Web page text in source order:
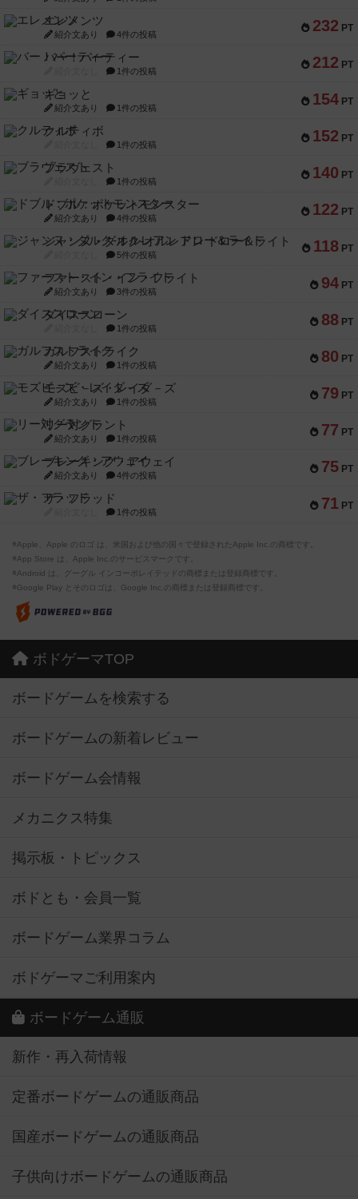
232 PT
エレメンツ
紹介文あり 4件の投稿
212 PT
バー！パーティー
1件の投稿
154 PT
ギョッと
紹介文あり 1件の投稿
152 PT
クルティボ
1件の投稿
140 PT
ブラヴェスト
1件の投稿
122 PT
ドブル：ポケットモンスター
紹介文あり 4件の投稿
118 PT
ジャンヌ・ダルク-オルレアン ドロー＆ライト
5件の投稿
94 PT
ファースト・イン・フライト
紹介文あり 3件の投稿
88 PT
ダイススローン
1件の投稿
80 PT
ガルフストライク
紹介文あり 1件の投稿
79 PT
モズビ－ズ・レイダ－ズ
紹介文あり 1件の投稿
77 PT
リー対グラント
紹介文あり 1件の投稿
75 PT
ブレーキング・アウェイ
紹介文あり 4件の投稿
71 PT
ザ・フラッド
1件の投稿
※Apple、Apple のロゴ は、米国および他の国々で登録されたApple Inc.の商標です。
※App Store は、Apple Inc.のサービスマークです。
※Android は、グーグル インコーポレイテッドの商標または登録商標です。
※Google Play とそのロゴは、Google Inc.の商標または登録商標です。
ボドゲーマTOP
ボードゲームを検索する
ボードゲームの新着レビュー
ボードゲーム会情報
メカニクス特集
掲示板・トピックス
ボドとも・会員一覧
ボードゲーム業界コラム
ボドゲーマご利用案内
ボードゲーム通販
新作・再入荷情報
定番ボードゲームの通販商品
国産ボードゲームの通販商品
子供向けボードゲームの通販商品